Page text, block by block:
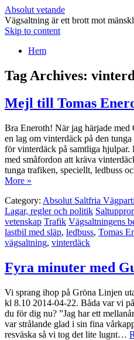
Absolut vetande
Vägsaltning är ett brott mot
Skip to content
Hem
Tag Archives:
Mejl till Tomas
Bra Eneroth! När jag härjade
en lag om vinterdäck på den
för vinterdäck på samtliga
med småfordon att kräva
tunga trafiken, speciellt, ledbuss
More »
Category: Absolut Saltfria
Lagar, regler och politik
vetenskap Trafik Vägsaltningens
lastbil med släp, ledbuss, Tomas
vägsaltning, vinterdäck
Fyra minuter med
Vi sprang ihop på Gröna Linjen
kl 8.10 2014-04-22. Båda var vi
du för dig nu? ”Jag har ett
var strålande glad i sin fina
resväska så vi tog det lite lugnt…